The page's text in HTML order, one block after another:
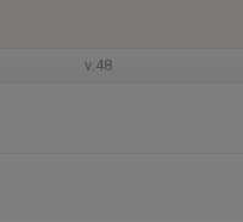
v.48